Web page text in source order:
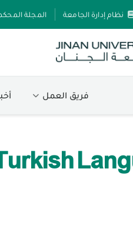
نظام إدارة الجامعة المجلة
فريق العمل